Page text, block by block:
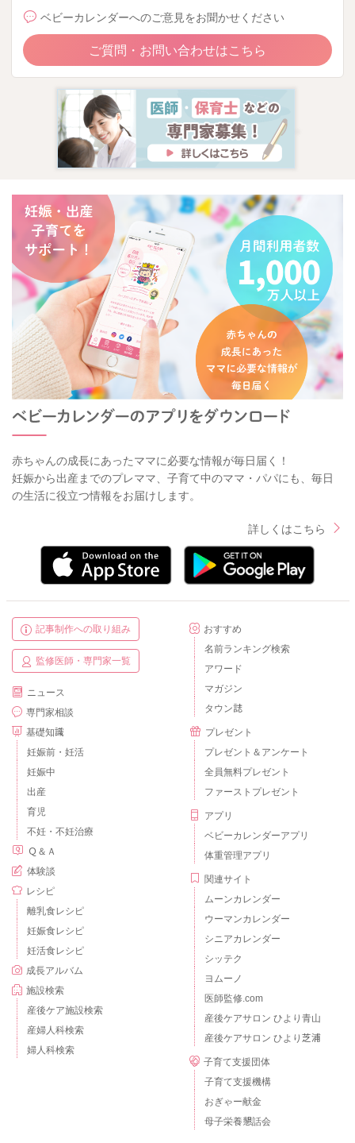
ベビーカレンダーへのご意見をお聞かせください
ご質問・お問い合わせはこちら
赤ちゃんの成長にあったママに必要な情報が毎日届く！
妊娠から出産までのプレママ、子育て中のママ・パパにも、毎日
の生活に役立つ情報をお届けします。
詳しくはこちら
記事制作への取り組み
監修医師・専門家一覧
ニュース
専門家相談
基礎知識
妊娠前・妊活
妊娠中
出産
育児
不妊・不妊治療
Ｑ＆Ａ
体験談
レシピ
離乳食レシピ
妊娠食レシピ
妊活食レシピ
成長アルバム
施設検索
産後ケア施設検索
産婦人科検索
婦人科検索
おすすめ
名前ランキング検索
アワード
マガジン
タウン誌
プレゼント
プレゼント＆アンケート
全員無料プレゼント
ファーストプレゼント
アプリ
ベビーカレンダーアプリ
体重管理アプリ
関連サイト
ムーンカレンダー
ウーマンカレンダー
シニアカレンダー
シッテク
ヨムーノ
医師監修.com
産後ケアサロン ひより青山
産後ケアサロン ひより芝浦
子育て支援団体
子育て支援機構
おぎゃー献金
母子栄養懇話会